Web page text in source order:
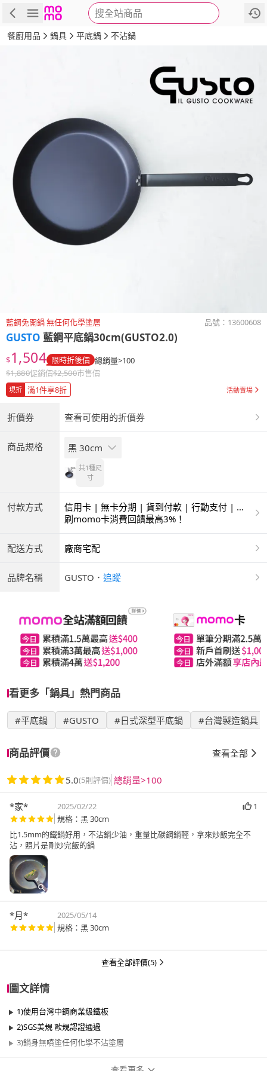
搜全站商品
商品 評價 詳情
餐廚用品 鍋具 平底鍋 不沾鍋
藍鋼免開鍋 無任何化學塗層 品號： 13600608
GUSTO 藍鋼平底鍋30cm(GUSTO2.0)
$1,504 限時折後價 總銷量>100
$1,880促銷價$2,500市售價
現折 滿1件享8折 活動賣場
折價券 查看可使用的折價券
商品規格 黑 30cm
共1種尺
寸
付款方式
信用卡 | 無卡分期 | 貨到付款 | 行動支付 | 超
商付款 | ATM | 銀聯卡
刷momo卡消費回饋最高3%！
配送方式 廠商宅配
品牌名稱 GUSTO ． 追蹤
看更多「鍋具」熱門商品
#平底鍋 #GUSTO #日式深型平底鍋 #台灣製造鍋具
商品評價 查看全部
5.0(5則評價) 總銷量>100
*家* 2025/02/22
1
規格：黑 30cm
比1.5mm的鐵鍋好用，不沾鍋少油，重量比碳鋼鍋輕，拿來炒飯完全不
沾，照片是剛炒完飯的鍋
*月*
2025/05/14
規格：黑 30cm
查看全部評價(5)
圖文詳情
1)使用台灣中鋼商業級鐵板
2)SGS美規 歐規認證通過
3)鍋身無噴塗任何化學不沾塗層